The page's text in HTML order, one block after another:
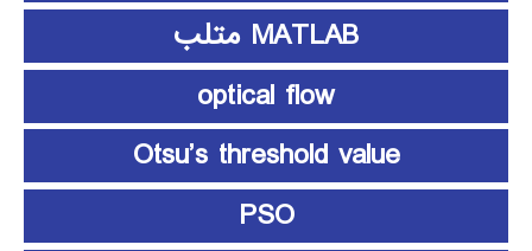
MATLAB متلب
optical flow
Otsu’s threshold value
PSO